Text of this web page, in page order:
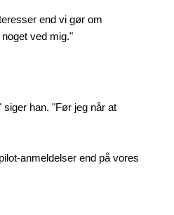
end vi gør om
ved mig."
han. "Før jeg når at
anmeldelser end på vores